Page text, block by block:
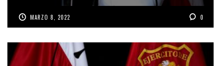
MARZO 8, 2022 0